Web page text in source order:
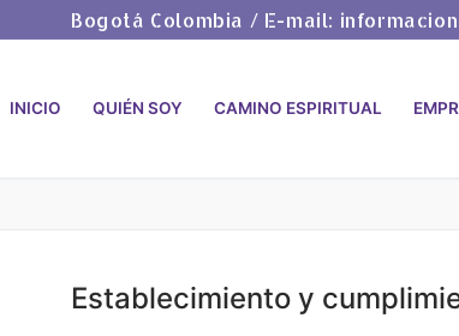
Bogotá Colombia / E-mail:
INICIO QUIÉN SOY CAMINO ESPIRITUAL
Establecimiento y